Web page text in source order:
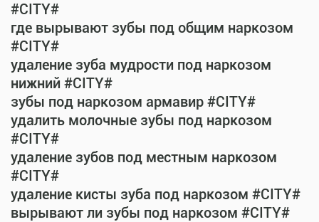
#CITY#
где вырывают зубы под общим наркозом
#CITY#
удаление зуба мудрости под наркозом
нижний #CITY#
зубы под наркозом армавир #CITY#
удалить молочные зубы под наркозом
#CITY#
удаление зубов под местным наркозом
#CITY#
удаление кисты зуба под наркозом #CITY#
вырывают ли зубы под наркозом #CITY#